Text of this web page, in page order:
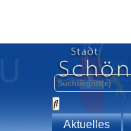
Aktuelles